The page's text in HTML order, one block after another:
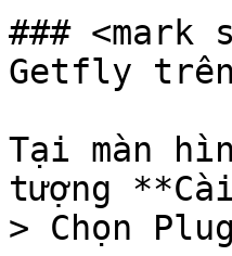
###
Getfly trên
Tại màn
tượng
> Chọn